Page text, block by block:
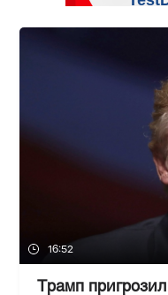
16:52
Трамп